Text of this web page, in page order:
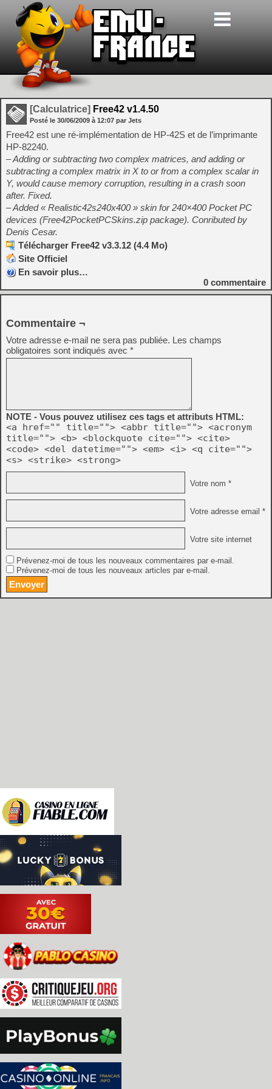
[Calculatrice] Free42 v1.4.50
Posté le 30/06/2009 à 12:07 par Jets
Free42 est une ré-implémentation de HP-42S et de l’imprimante
HP-82240.
– Adding or subtracting two complex matrices, and adding or
subtracting a complex matrix in X to or from a complex scalar in
Y, would cause memory corruption, resulting in a crash soon
after. Fixed.
– Added « Realistic42s240x400 » skin for 240×400 Pocket PC
devices (Free42PocketPCSkins.zip package). Conributed by
Denis Cesar.
Télécharger Free42 v3.3.12 (4.4 Mo)
Site Officiel
En savoir plus…
0 commentaire
Commentaire ¬
Votre adresse e-mail ne sera pas publiée. Les champs
obligatoires sont indiqués avec *
NOTE - Vous pouvez utilisez ces tags et attributs HTML:
<a href="" title=""> <abbr title=""> <acronym
title=""> <b> <blockquote cite=""> <cite>
<code> <del datetime=""> <em> <i> <q cite="">
<s> <strike> <strong>
Votre nom *
Votre adresse email *
Votre site internet
Prévenez-moi de tous les nouveaux commentaires par e-mail.
Prévenez-moi de tous les nouveaux articles par e-mail.